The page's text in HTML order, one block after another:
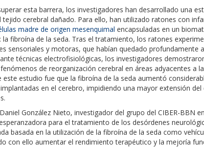
esta barrera, los investigadores han desarrollado una
tejido cerebral dañado. Para ello, han utilizado ratones con
madre de origen mesenquimal encapsuladas en un
la fibroína de la seda. Tras el tratamiento, los ratones
sensoriales y motoras, que habían quedado profundamente
técnicas electrofisiológicas, los investigadores
de reorganización cerebral en áreas adyacentes a
este estudio fue que la fibroína de la seda aumentó
en el cerebro, impidiendo una mayor extensión
González Nieto, investigador del grupo del CIBER-BBN
para el tratamiento de los desórdenes
basada en la utilización de la fibroína de la seda como
con ello aumentar el rendimiento terapéutico y la mejoría